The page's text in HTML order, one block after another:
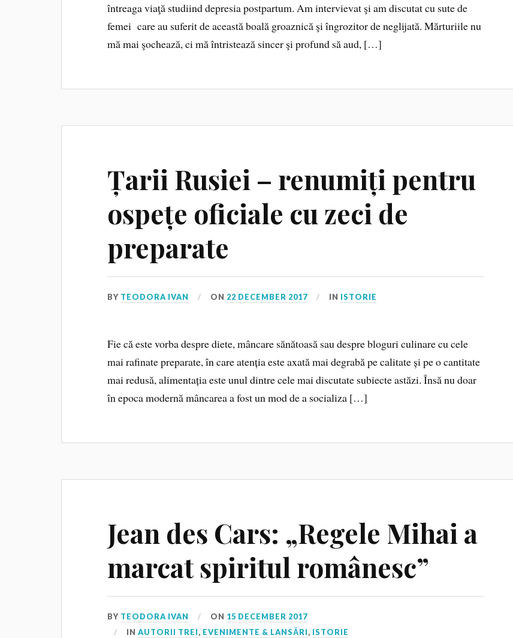
întreaga viaţă studiind depresia postpartum. Am intervievat şi am discutat cu sute de
femei care au suferit de această boală groaznică şi îngrozitor de neglijată. Mărturiile nu
mă mai şochează, ci mă întristează sincer şi profund să aud, […]
Țarii Rusiei – renumiți pentru
ospețe oficiale cu zeci de
preparate
BY TEODORA IVAN ON 22 DECEMBER 2017 IN ISTORIE
Fie că este vorba despre diete, mâncare sănătoasă sau despre bloguri culinare cu cele
mai rafinate preparate, în care atenția este axată mai degrabă pe calitate și pe o cantitate
mai redusă, alimentația este unul dintre cele mai discutate subiecte astăzi. Însă nu doar
în epoca modernă mâncarea a fost un mod de a socializa […]
Jean des Cars: „Regele Mihai a
marcat spiritul românesc”
BY TEODORA IVAN ON 15 DECEMBER 2017
INAUTORII TREI, EVENIMENTE & LANSĂRI, ISTORIE